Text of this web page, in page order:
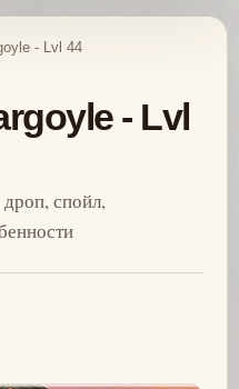
- Lvl 44
- Lvl
спойл,